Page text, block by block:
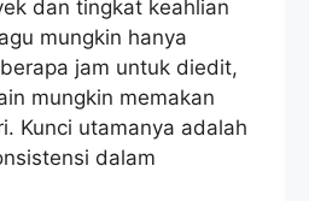
dan tingkat keahlian
mungkin hanya
jam untuk diedit,
mungkin memakan
Kunci utamanya adalah
dalam